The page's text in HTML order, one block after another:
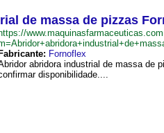
de massa de pizzas
https://
Fabricante: Fornoflex
abridora industrial de massa de
disponibilidade....